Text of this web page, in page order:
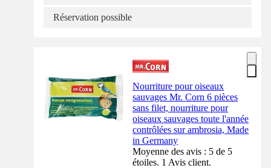
Réservation possible
Nourriture pour oiseaux
sauvages Mr. Corn 6 pièces
sans filet, nourriture pour
oiseaux sauvages toute l'année
contrôlées sur ambrosia, Made
in Germany
Moyenne des avis : 5 de 5
étoiles. 1 Avis client.